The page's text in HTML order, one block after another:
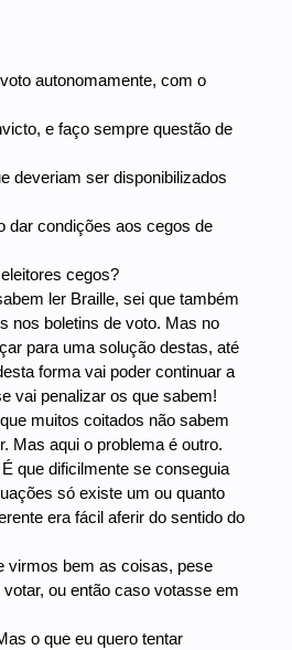
autonomamente, com o
e faço sempre questão de
deveriam ser disponibilizados
dar condições aos cegos de
cegos?
ler Braille, sei que também
nos boletins de voto. Mas no
para uma solução destas, até
forma vai poder continuar a
vai penalizar os que sabem!
muitos coitados não sabem
Mas aqui o problema é outro.
que dificilmente se conseguia
só existe um ou quanto
era fácil aferir do sentido do
virmos bem as coisas, pese
ou então caso votasse em
o que eu quero tentar